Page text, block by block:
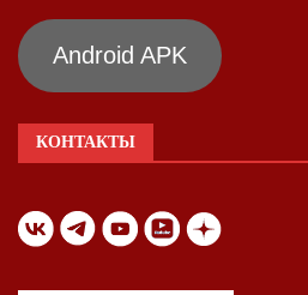
Android APK
КОНТАКТЫ